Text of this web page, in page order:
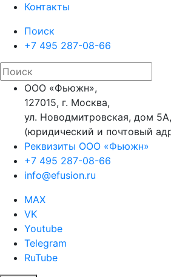
Контакты
Поиск
+7 495 287-08-66
ООО «Фьюжн»,
127015, г. Москва,
ул. Новодмитровская, дом
(юридический и почтовый
Реквизиты ООО «Фьюжн»
+7 495 287-08-66
info@efusion.ru
MAX
VK
Youtube
Telegram
RuTube